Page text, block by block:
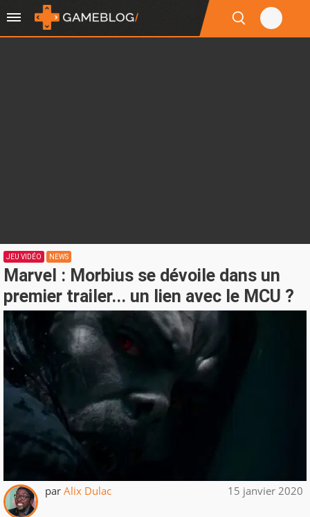
JEU VIDÉO NEWS
Marvel : Morbius se dévoile dans un
premier trailer... un lien avec le MCU ?
par Alix Dulac 15 janvier 2020